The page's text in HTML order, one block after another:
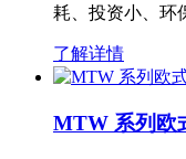
耗、投资小、环
了解详情
MTW 系列欧